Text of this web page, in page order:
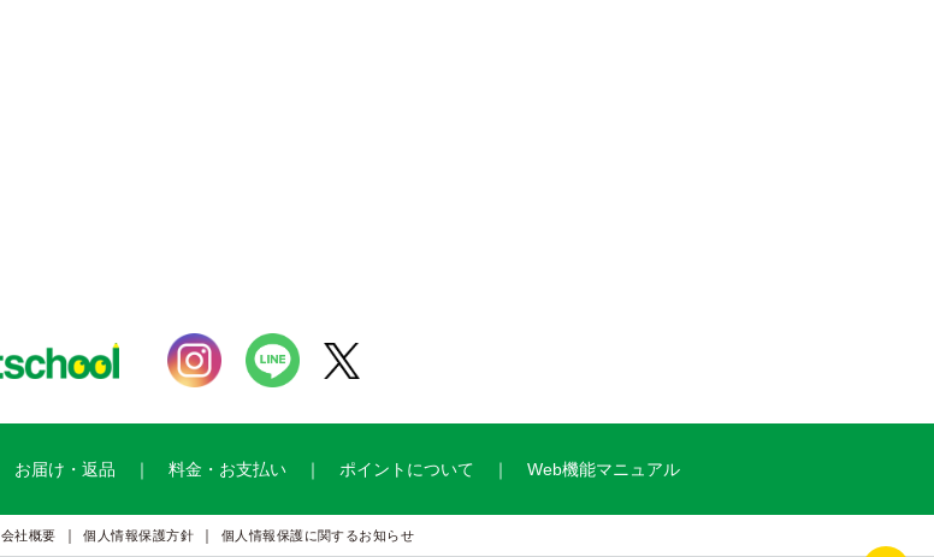
お届け・返品 料金・お支払い ポイントについて Web機能マニュアル
会社概要 個人情報保護方針 個人情報保護に関するお知らせ